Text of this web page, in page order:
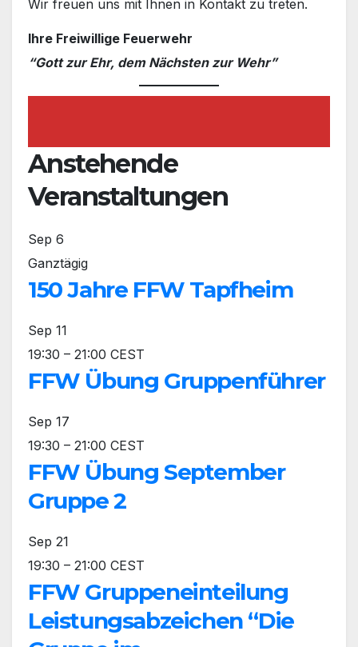
Wir freuen uns mit Ihnen in Kontakt zu treten.
Ihre Freiwillige Feuerwehr
“Gott zur Ehr, dem Nächsten zur Wehr”
Anstehende
Veranstaltungen
Sep 6
Ganztägig
150 Jahre FFW Tapfheim
Sep 11
19:30 – 21:00 CEST
FFW Übung Gruppenführer
Sep 17
19:30 – 21:00 CEST
FFW Übung September
Gruppe 2
Sep 21
19:30 – 21:00 CEST
FFW Gruppeneinteilung
Leistungsabzeichen “Die